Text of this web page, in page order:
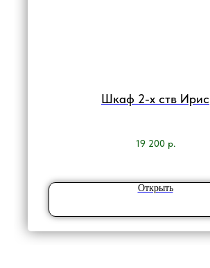
Шкаф 2-х ств Ирис
19 200 р.
Открыть